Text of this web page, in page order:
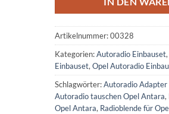
Artikelnummer:00328
Kategorien:Autoradio Einbauset,
Einbauset, Opel Autoradio
Schlagwörter:Autoradio
Autoradio tauschen Opel Antara,
Opel Antara, Radioblende für